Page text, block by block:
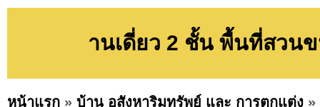
านเดี่ยว 2 ชั้น พื้นที่สวน
หน้าแรก » บ้าน อสังหาริมทรัพย์ และ การตกแต่ง »